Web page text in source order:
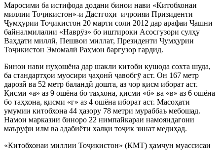
Маросими ба истифода додани бинои нави «Китобхонаи
миллии Тоҷикистон»-и Дастгоҳи иҷроияи Призиденти
Ҷумҳурии Тоҷикистон 20 марти соли 2012 дар арафаи Ҷашни
байналмилалии «Наврӯз» бо иштироки Асосгузори сулҳу
Ваҳдати миллӣ, Пешвои миллат, Президенти Ҷумҳурии
Тоҷикистон Эмомалӣ Раҳмон баргузор гардид.
Бинои нави нуҳошёна дар шакли китоби кушода сохта шуда,
ба стандартҳои муосири ҷаҳонӣ ҷавобгӯ аст. Он 167 метр
дарозӣ ва 52 метр баландӣ дошта, аз чор қисм иборат аст.
Қисми «а» аз 9 ошёна бо таҳхона, қисми «б» ва «в» аз 6 ошёна
бо таҳхона, қисми «г» аз 4 ошёна иборат аст. Масоҳати
умумии китобхона 44 ҳазору 78 метри мураббаъ мебошад.
Намои марказии биноро 22 нимпайкараи намояндагони
маъруфи илм ва адабиёти халқи тоҷик зинат медиҳад.
«Китобхонаи миллии Тоҷикистон» (КМТ) ҳамчун муассисаи